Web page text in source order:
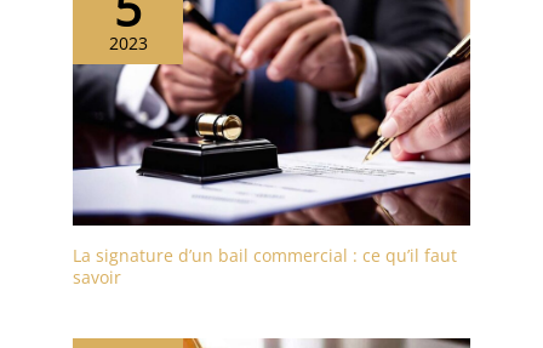
2023
La signature d’un bail commercial : ce qu’il faut
savoir